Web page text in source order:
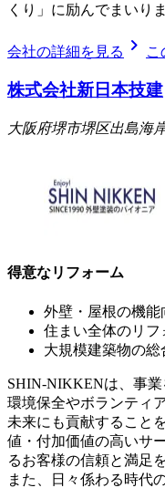
くり」に励んでまいりま
会社の詳細を見る chevron_right こ
株式会社新日本技建
大阪府堺市堺区出島海
得意なリフォーム
外壁・屋根の機能
住まい全体のリフ
大規模建築物の総
SHIN-NIKKENは、事業
環境保全やボランティ
未来にも貢献すること
値・付加価値の高いサ
るお客様の信頼と満足
また、日々係わる時代